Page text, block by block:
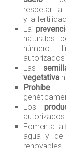
respetar la
y la
La
naturales
número
Las
vegetativa
Prohíbe
Los
Fomenta la
agua y de
renovables.